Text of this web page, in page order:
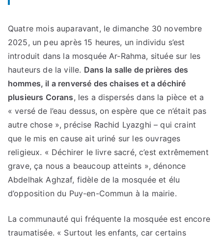
Quatre mois auparavant, le dimanche 30 novembre
2025, un peu après 15 heures, un individu s’est
introduit dans la mosquée Ar-Rahma, située sur les
hauteurs de la ville. Dans la salle de prières des
hommes, il a renversé des chaises et a déchiré
plusieurs Corans, les a dispersés dans la pièce et a
« versé de l’eau dessus, on espère que ce n’était pas
autre chose », précise Rachid Lyazghi – qui craint
que le mis en cause ait uriné sur les ouvrages
religieux. « Déchirer le livre sacré, c’est extrêmement
grave, ça nous a beaucoup atteints », dénonce
Abdelhak Aghzaf, fidèle de la mosquée et élu
d’opposition du Puy-en-Commun à la mairie.
La communauté qui fréquente la mosquée est encore
traumatisée. « Surtout les enfants, car certains